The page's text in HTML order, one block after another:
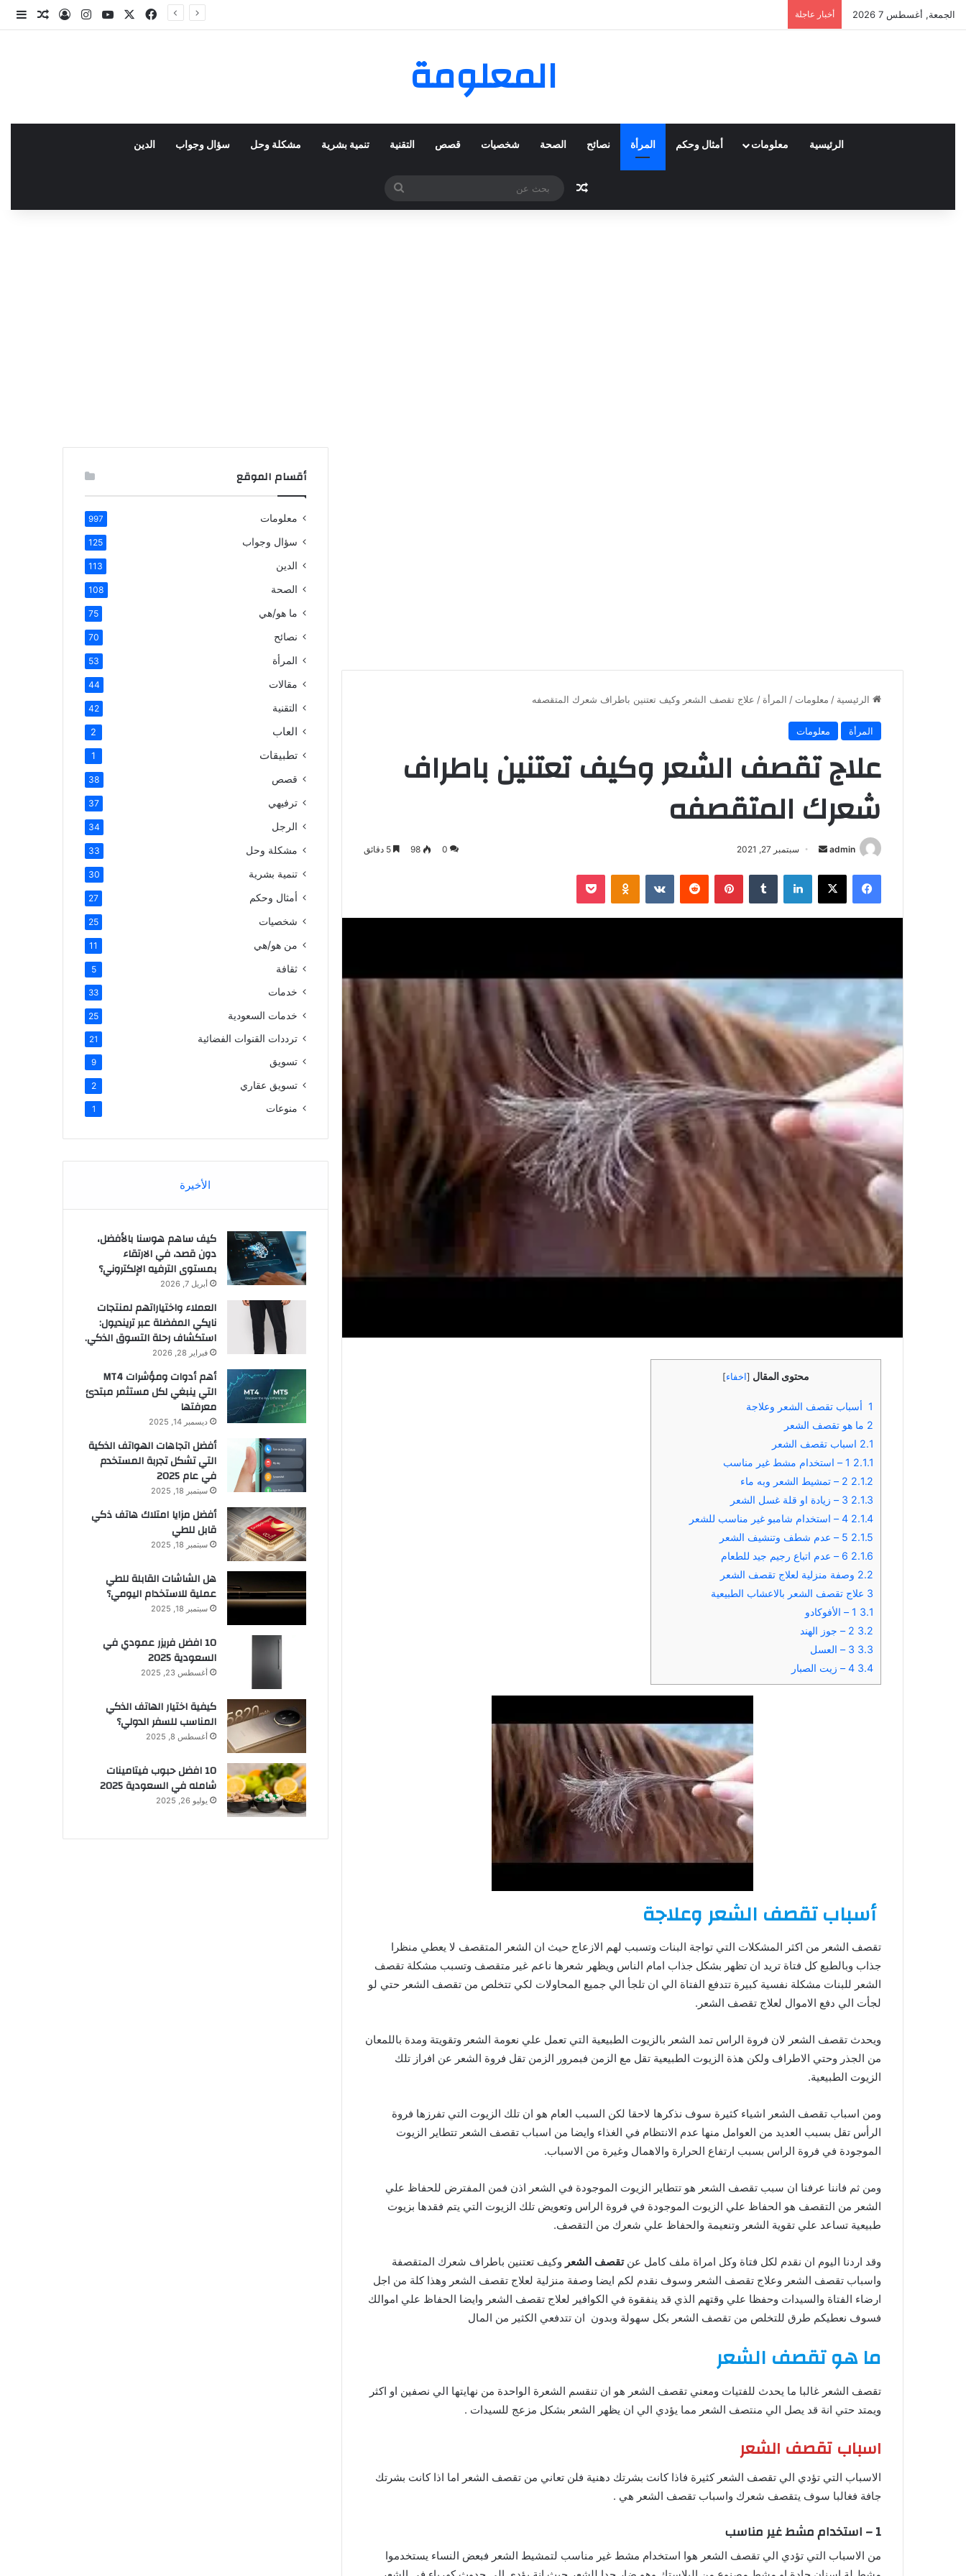
الجمعة, أغسطس 7 2026 أخبار عاجلة فيسبوك يوتيوبانستقرام
تسجيلمقال
المعلومة
الرئيسية معلومات أمثال وحكم المرأة نصائح الصحة شخصيات قصص التقنية تنمية بشرية مشكلة وحل سؤال وجواب الدين
مقال عشوائي
بحث
عن
الرئيسية / معلومات / المرأة / علاج تقصف الشعر وكيف تعتنين باطراف شعرك المتقصفه
المرأة معلومات
علاج تقصف الشعر وكيف تعتنين باطراف
شعرك المتقصفه
admin
أرسل
إلكترونيا
سبتمبر 27, 2021 0
98
فيسبوك X لينكدإن بينتيريست Odnoklassniki
بوكيت
محتوى المقال [اخفاء]
1 أسباب تقصف الشعر وعلاجة
2 ما هو تقصف الشعر
2.1 اسباب تقصف الشعر
2.1.1
2.1.2
2.1.3
2.1.4
2.1.5
2.1.6
2.2 وصفة منزلية لعلاج تقصف الشعر
3 علاج تقصف الشعر بالاعشاب الطبيعية
3.1
3.2
3.3
3.4
أسباب تقصف الشعر وعلاجة
تقصف الشعر من اكثر المشكلات التي تواجة البنات وتسبب لهم الازعاج حيث ان الشعر المتقصف لا يعطي منظرا
جذاب وبالطبع كل فتاة تريد ان تظهر بشكل جذاب امام الناس ويظهر شعرها ناعم غير متقصف وتسبب مشكلة تقصف
الشعر للبنات مشكلة نفسية كبيرة تتدفع الفتاة الي ان تلجأ الي جميع المحاولات لكي تتخلص من تقصف الشعر حتي لو
لجأت الي دفع الاموال لعلاج تقصف الشعر.
ويحدث تقصف الشعر لان فروة الراس تمد الشعر بالزيوت الطبيعية التي تعمل علي نعومة الشعر وتقويتة ومدة باللمعان
من الجذر وحتي الاطراف ولكن هذة الزيوت الطبيعية تقل مع الزمن فبمرور الزمن تقل فروة الشعر عن افراز تلك
الزيوت الطبيعية.
ومن اسباب تقصف الشعر اشياء كثيرة سوف نذكرها لاحقا لكن السبب العام هو ان تلك الزيوت التي تفرزها فروة
الرأس تقل بسبب العديد من العوامل منها عدم الانتظام في الغذاء وايضا من اسباب تقصف الشعر تتطاير الزيوت
الموجودة في فروة الراس بسبب ارتفاع الحرارة والاهمال وغيرة من الاسباب.
ومن ثم فاننا عرفنا ان سبب تقصف الشعر هو تتطاير الزيوت الموجودة في الشعر اذن فمن المفترض للحفاظ علي
الشعر من التقصف هو الحفاظ علي الزيوت الموجودة في فروة الراس وتعويض تلك الزيوت التي يتم فقدها بزيوت
طبيعية تساعد علي تقوية الشعر وتنعيمة والحفاظ علي شعرك من التقصف.
وقد اردنا اليوم ان نقدم لكل فتاة وكل امراة ملف كامل عنتقصف الشعر وكيف تعتنين باطراف شعرك المتقصفة
واسباب تقصف الشعر وعلاج تقصف الشعر وسوف نقدم لكم ايضا وصفة منزلية لعلاج تقصف الشعر وهذا كلة من اجل
ارضاء الفتاة والسيدات وحفظا علي وقتهم الذي قد ينفقوة في الكوافير لعلاج تقصف الشعر وايضا الحفاظ علي اموالك
فسوف نعطيكم طرق للتخلص من تقصف الشعر بكل سهولة وبدون ان تتدفعي الكثير من المال
ما هو تقصف الشعر
تقصف الشعر غالبا ما يحدث للفتيات ومعني تقصف الشعر هو ان تنقسم الشعرة الواحدة من نهايتها الي نصفين او اكثر
ويمتد حتي انة قد يصل الي منتصف الشعر مما يؤدي الي ان يظهر الشعر بشكل مزعج للسيدات .
اسباب تقصف الشعر
الاسباب التي تؤدي الي تقصف الشعر كثيرة فاذا كانت بشرتك دهنية فلن تعاني من تقصف الشعر اما اذا كانت بشرتك
جافة فغالبا سوف يتقصف شعرك واسباب تقصف الشعر هي .
1 – استخدام مشط غير مناسب
من الاسباب التي تؤدي الي تقصف الشعر هوا استخدام مشط غير مناسب لتمشيط الشعر فبعض النساء يستخدموا
أقسام الموقع
معلومات 997
سؤال وجواب 125
الدين 113
الصحة 108
ما هو/هي 75
نصائح 70
المرأة 53
مقالات 44
التقنية 42
العاب 2
تطبيقات 1
قصص 38
ترفيهي 37
الرجل 34
مشكلة وحل 33
تنمية بشرية 30
أمثال وحكم 27
شخصيات 25
من هو/هي 11
ثقافة 5
خدمات 33
خدمات السعودية 25
ترددات القنوات الفضائية 21
تسويق 9
تسويق عقاري 2
منوعات 1
الأخيرة
كيف ساهم هوسنا بالأفضل،
دون قصد، في الارتقاء
بمستوى الترفيه الإلكتروني؟
أبريل 7, 2026
العملاء واختياراتهم لمنتجات
نايكي المفضلة عبر ترينديول:
استكشاف رحلة التسوق الذكي.
فبراير 28, 2026
أهم أدوات ومؤشرات MT4
التي ينبغي لكل مستثمر مبتدئ
معرفتها
ديسمبر 14, 2025
أفضل اتجاهات الهواتف الذكية
التي تشكل تجربة المستخدم
في عام 2025
سبتمبر 18, 2025
أفضل مزايا امتلاك هاتف ذكي
قابل للطي
سبتمبر 18, 2025
هل الشاشات القابلة للطي
عملية للاستخدام اليومي؟
سبتمبر 18, 2025
10 افضل فريزر عمودي​ في
السعودية​ 2025
أغسطس 23, 2025
كيفية اختيار الهاتف الذكي
المناسب للسفر الدولي؟
أغسطس 8, 2025
10 افضل حبوب فيتامينات
شامله​ في السعودية 2025
يوليو 26, 2025